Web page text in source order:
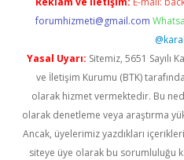
forumhizmeti@gmail.com
Yasal Uyarı: Sitemiz, 5651 Sayılı
ve İletişim Kurumu (BTK)
olarak hizmet vermektedir. Bu
olarak denetleme veya araştırma
Ancak, üyelerimiz yazdıkları
siteye üye olarak bu sorumluluğu